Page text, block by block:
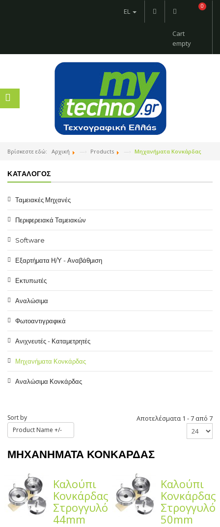
0
Cart
empty
EL
Βρίσκεστε εδώ: Αρχική Products Μηχανήματα Κονκάρδας
ΚΑΤΆΛΟΓΟΣ
Ταμειακές Μηχανές
Περιφερειακά Ταμειακών
Software
Εξαρτήματα Η/Υ - Αναβάθμιση
Εκτυπωτές
Αναλώσιμα
Φωτοαντιγραφικά
Ανιχνευτές - Καταμετρητές
Μηχανήματα Κονκάρδας
Αναλώσιμα Κονκάρδας
Sort by
Product Name +/-
Αποτελέσματα 1 - 7 από 7
ΜΗΧΑΝΉΜΑΤΑ ΚΟΝΚΆΡΔΑΣ
Καλούπι
Κονκάρδας
Στρογγυλό
44mm
Καλούπι
Κονκάρδας
Στρογγυλό
50mm